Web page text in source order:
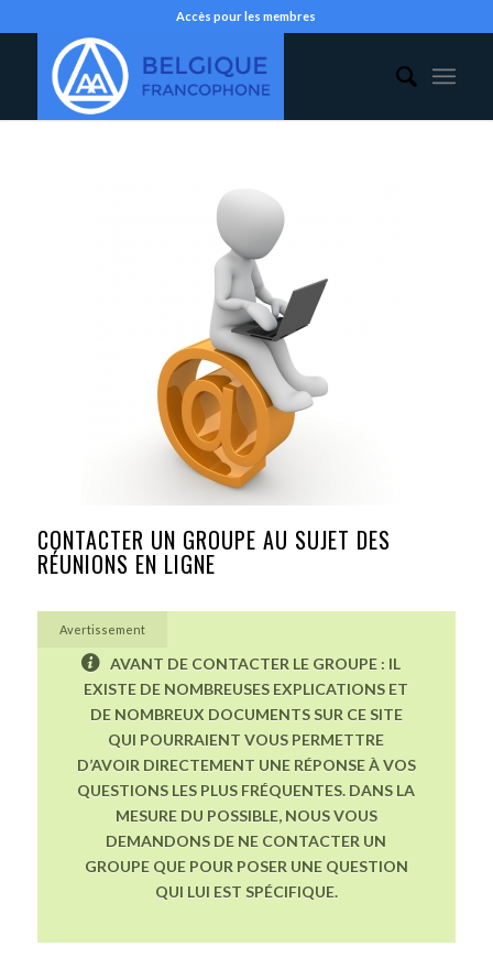
Accès pour les membres
CONTACTER UN GROUPE AU SUJET DES
RÉUNIONS EN LIGNE
Avertissement
AVANT DE CONTACTER LE GROUPE : IL
EXISTE DE NOMBREUSES EXPLICATIONS ET
DE NOMBREUX DOCUMENTS SUR CE SITE
QUI POURRAIENT VOUS PERMETTRE
D’AVOIR DIRECTEMENT UNE RÉPONSE À VOS
QUESTIONS LES PLUS FRÉQUENTES. DANS LA
MESURE DU POSSIBLE, NOUS VOUS
DEMANDONS DE NE CONTACTER UN
GROUPE QUE POUR POSER UNE QUESTION
QUI LUI EST SPÉCIFIQUE.